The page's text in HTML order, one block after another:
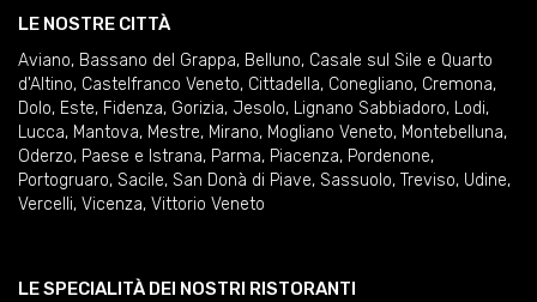
LE NOSTRE CITTÀ
Aviano, Bassano del Grappa, Belluno, Casale sul Sile e Quarto
d'Altino, Castelfranco Veneto, Cittadella, Conegliano, Cremona,
Dolo, Este, Fidenza, Gorizia, Jesolo, Lignano Sabbiadoro, Lodi,
Lucca, Mantova, Mestre, Mirano, Mogliano Veneto, Montebelluna,
Oderzo, Paese e Istrana, Parma, Piacenza, Pordenone,
Portogruaro, Sacile, San Donà di Piave, Sassuolo, Treviso, Udine,
Vercelli, Vicenza, Vittorio Veneto
LE SPECIALITÀ DEI NOSTRI RISTORANTI